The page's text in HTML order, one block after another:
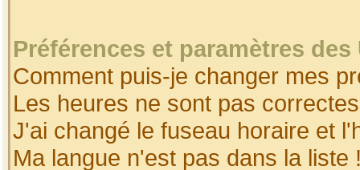
Préférences et paramètres
Comment puis-je changer mes
Les heures ne sont pas
J'ai changé le fuseau horaire et
Ma langue n'est pas dans la liste